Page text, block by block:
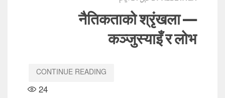
नैतिकताको श्रृंखला —
कञ्जुस्याइँ र लोभ
CONTINUE READING
24